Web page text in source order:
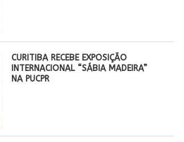
CURITIBA RECEBE EXPOSIÇÃO
INTERNACIONAL “SÁBIA MADEIRA”
NA PUCPR